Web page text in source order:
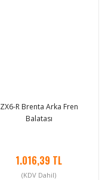
ZX6-R Brenta Arka Fren
Balatası
1.016,39 TL
(KDV Dahil)